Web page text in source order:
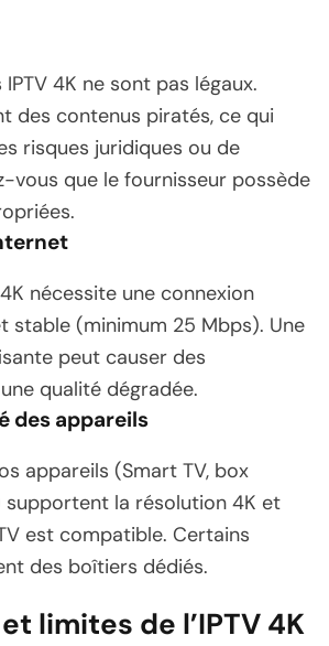
4K ne sont pas légaux.
des contenus piratés, ce qui
risques juridiques ou de
vous que le fournisseur possède
nécessite une connexion
stable (minimum 25 Mbps). Une
peut causer des
qualité dégradée.
des appareils
appareils (Smart TV, box
supportent la résolution 4K et
est compatible. Certains
des boîtiers dédiés.
limites de l’IPTV 4K